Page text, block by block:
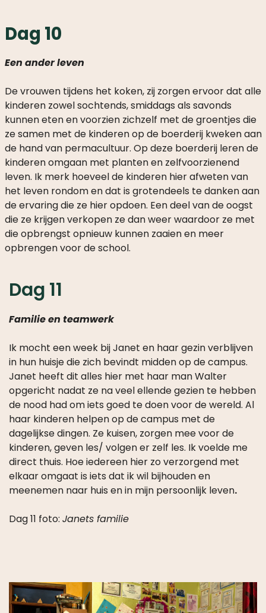
Een ander leven
kinderen zowel sochtends, smiddags als savonds
kunnen eten en voorzien zichzelf met de groentjes die
ze samen met de kinderen op de boerderij kweken aan
de hand van permacultuur. Op deze boerderij leren de
kinderen omgaan met planten en zelfvoorzienend
leven. Ik merk hoeveel de kinderen hier afweten van
het leven rondom en dat is grotendeels te danken aan
de ervaring die ze hier opdoen. Een deel van de oogst
die ze krijgen verkopen ze dan weer waardoor ze met
die opbrengst opnieuw kunnen zaaien en meer
opbrengen voor de school.
Familie en teamwerk
in hun huisje die zich bevindt midden op de campus.
Janet heeft dit alles hier met haar man Walter
opgericht nadat ze na veel ellende gezien te hebben
de nood had om iets goed te doen voor de wereld. Al
haar kinderen helpen op de campus met de
dagelijkse dingen. Ze kuisen, zorgen mee voor de
kinderen, geven les/ volgen er zelf les. Ik voelde me
direct thuis. Hoe iedereen hier zo verzorgend met
elkaar omgaat is iets dat ik wil bijhouden en
meenemen naar huis en in mijn persoonlijk leven